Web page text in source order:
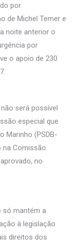
por
de Michel Temer e
noite anterior o
por
o apoio de 230
será possível
especial que
Marinho (PSDB-
na Comissão
no
só mantém a
à legislação
direitos dos